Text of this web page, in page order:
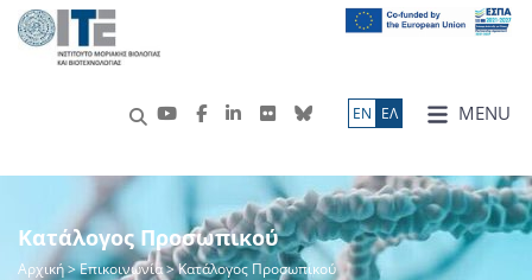
MENU
ΕN ΕΛ
Κατάλογος Προσωπικού
Αρχική> Επικοινωνία > Κατάλογος Προσωπικού